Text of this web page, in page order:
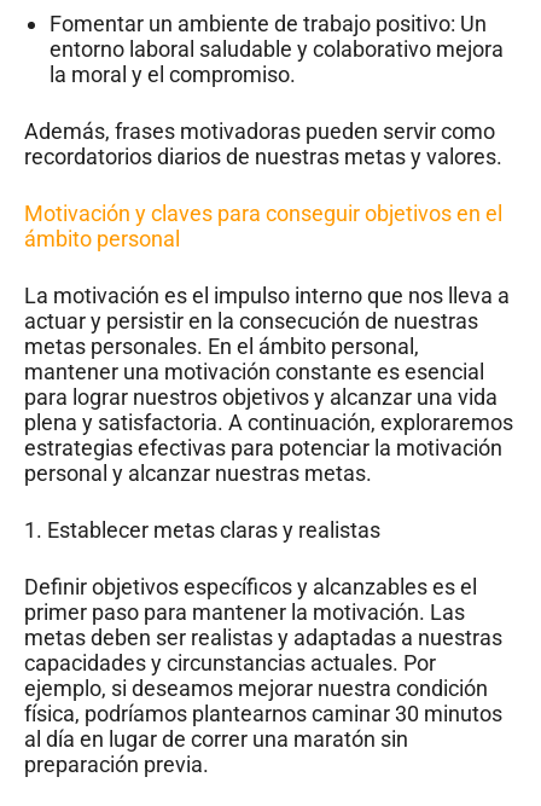
Fomentar un ambiente de trabajo positivo: Un
entorno laboral saludable y colaborativo mejora
la moral y el compromiso.
Además, frases motivadoras pueden servir como
recordatorios diarios de nuestras metas y valores.
Motivación y claves para conseguir objetivos en el
ámbito personal
La motivación es el impulso interno que nos lleva a
actuar y persistir en la consecución de nuestras
metas personales. En el ámbito personal,
mantener una motivación constante es esencial
para lograr nuestros objetivos y alcanzar una vida
plena y satisfactoria. A continuación, exploraremos
estrategias efectivas para potenciar la motivación
personal y alcanzar nuestras metas.
1. Establecer metas claras y realistas
Definir objetivos específicos y alcanzables es el
primer paso para mantener la motivación. Las
metas deben ser realistas y adaptadas a nuestras
capacidades y circunstancias actuales. Por
ejemplo, si deseamos mejorar nuestra condición
física, podríamos plantearnos caminar 30 minutos
al día en lugar de correr una maratón sin
preparación previa.